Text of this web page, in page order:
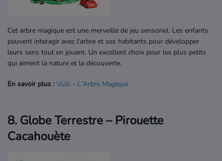
Cet arbre magique est une merveille de jeu sensoriel. Les enfants
peuvent interagir avec l'arbre et ses habitants pour développer
leurs sens tout en jouant. Un excellent choix pour les plus petits
qui aiment la nature et la découverte.
En savoir plus : Vulli - L'Arbre Magique
8. Globe Terrestre – Pirouette
Cacahouète